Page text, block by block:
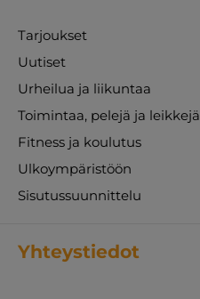
Tarjoukset
Uutiset
Urheilua ja liikuntaa
Toimintaa, pelejä ja leikkejä
Fitness ja koulutus
Ulkoympäristöön
Sisutussuunnittelu
Yhteystiedot